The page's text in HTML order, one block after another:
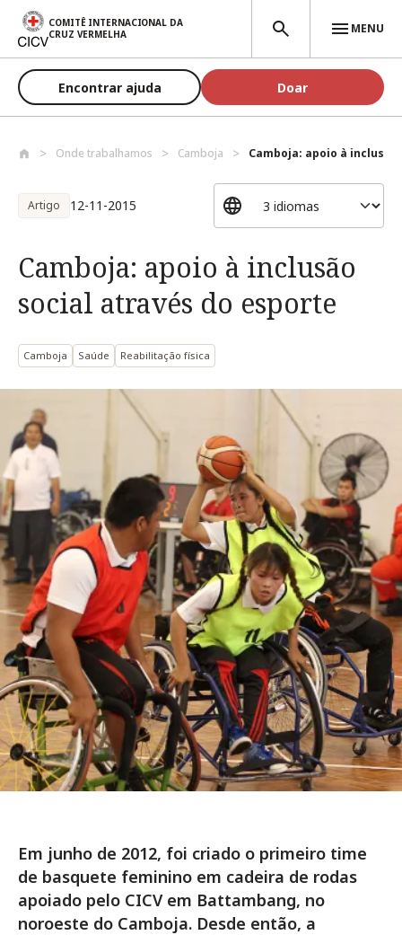
Passar para o conteúdo principal
COMITÊ INTERNACIONAL DA
CRUZ VERMELHA
MENU
Encontrar ajuda Doar
Onde trabalhamos Camboja Camboja: apoio à
Artigo 12-11-2015
Camboja: apoio à inclusão
social através do esporte
Camboja Saúde Reabilitação física
Em junho de 2012, foi criado o primeiro time
de basquete feminino em cadeira de rodas
apoiado pelo CICV em Battambang, no
noroeste do Camboja. Desde então, a